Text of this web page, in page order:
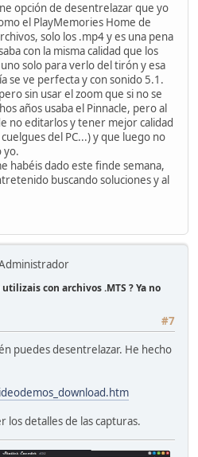
opción de desentrelazar que yo
el PlayMemories Home de
solo los .mp4 y es una pena
con la misma calidad que los
solo para verlo del tirón y esa
se ve perfecta y con sonido 5.1.
sin usar el zoom que si no se
años usaba el Pinnacle, pero al
no editarlos y tener mejor calidad
del PC...) y que luego no
yo.
habéis dado este finde semana,
buscando soluciones y al
con archivos .MTS ? Ya no
#7
puedes desentrelazar. He hecho
los detalles de las capturas.